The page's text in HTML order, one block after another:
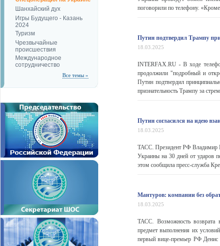
Шанхайский дух
Игры Будущего - Казань
2024
Туризм
Чрезвычайные
происшествия
Международное
сотрудничество
Все темы »
поговорили по телефону.
Путин подтвердил Трампу
18.03.2025
INTERFAX.RU - В ходе
продолжили "подробный и
Путин подтвердил
признательность Трампу за
Путин согласился на идею
18.03.2025
ТАСС. Президент РФ Владимир
Украины на 30 дней от ударов
этом сообщила пресс-служба
Мантуров: компании без
18.03.2025
ТАСС. Возможность возврата
предмет выполнения их
первый вице-премьер РФ